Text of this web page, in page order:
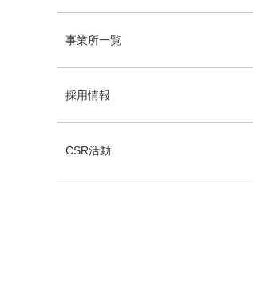
事業所一覧
採用情報
CSR活動